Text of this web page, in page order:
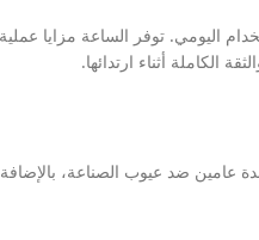
اليومي. توفر الساعة مزايا